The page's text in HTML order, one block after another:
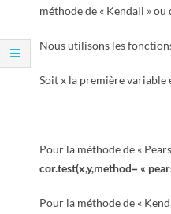
méthode de « Kendall » ou
Nous utilisons les
Soit x la première variable
Pour la méthode de «
cor.test(x,y,method= «
Pour la méthode de «